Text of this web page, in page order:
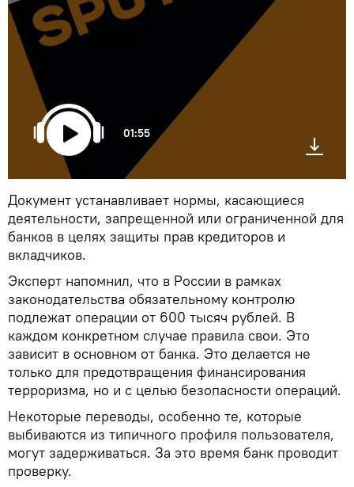
01:55
Документ устанавливает нормы, касающиеся
деятельности, запрещенной или ограниченной для
банков в целях защиты прав кредиторов и
вкладчиков.
Эксперт напомнил, что в России в рамках
законодательства обязательному контролю
подлежат операции от 600 тысяч рублей. В
каждом конкретном случае правила свои. Это
зависит в основном от банка. Это делается не
только для предотвращения финансирования
терроризма, но и с целью безопасности операций.
Некоторые переводы, особенно те, которые
выбиваются из типичного профиля пользователя,
могут задерживаться. За это время банк проводит
проверку.